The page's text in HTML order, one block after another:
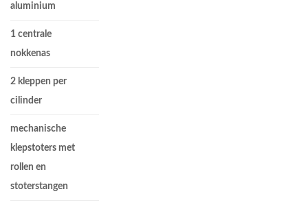
aluminium
1 centrale
nokkenas
2 kleppen per
cilinder
mechanische
klepstoters met
rollen en
stoterstangen